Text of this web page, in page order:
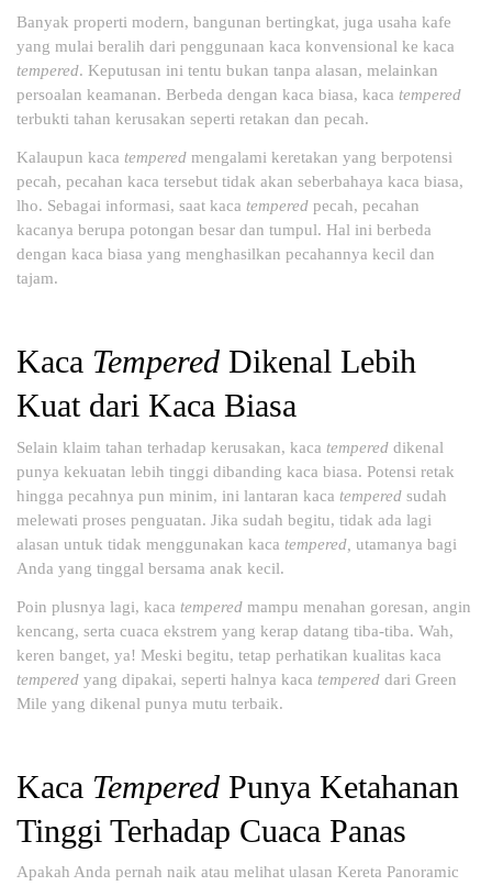
Banyak properti modern, bangunan bertingkat, juga usaha kafe
yang mulai beralih dari penggunaan kaca konvensional ke kaca
tempered. Keputusan ini tentu bukan tanpa alasan, melainkan
persoalan keamanan. Berbeda dengan kaca biasa, kaca tempered
terbukti tahan kerusakan seperti retakan dan pecah.
Kalaupun kaca tempered mengalami keretakan yang berpotensi
pecah, pecahan kaca tersebut tidak akan seberbahaya kaca biasa,
lho. Sebagai informasi, saat kaca tempered pecah, pecahan
kacanya berupa potongan besar dan tumpul. Hal ini berbeda
dengan kaca biasa yang menghasilkan pecahannya kecil dan
tajam.
Kaca Tempered Dikenal Lebih
Kuat dari Kaca Biasa
Selain klaim tahan terhadap kerusakan, kaca tempered dikenal
punya kekuatan lebih tinggi dibanding kaca biasa. Potensi retak
hingga pecahnya pun minim, ini lantaran kaca tempered sudah
melewati proses penguatan. Jika sudah begitu, tidak ada lagi
alasan untuk tidak menggunakan kaca tempered, utamanya bagi
Anda yang tinggal bersama anak kecil.
Poin plusnya lagi, kaca tempered mampu menahan goresan, angin
kencang, serta cuaca ekstrem yang kerap datang tiba-tiba. Wah,
keren banget, ya! Meski begitu, tetap perhatikan kualitas kaca
tempered yang dipakai, seperti halnya kaca tempered dari Green
Mile yang dikenal punya mutu terbaik.
Kaca Tempered Punya Ketahanan
Tinggi Terhadap Cuaca Panas
Apakah Anda pernah naik atau melihat ulasan Kereta Panoramic